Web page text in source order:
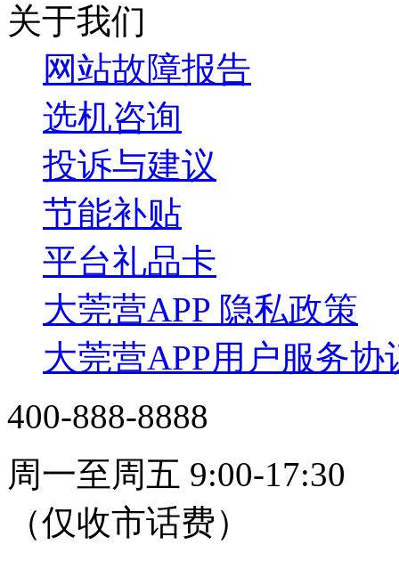
关于我们
网站故障报告
选机咨询
投诉与建议
节能补贴
平台礼品卡
大莞营APP 隐私政策
大莞营APP用户服务协
400-888-8888
周一至周五 9:00-17:30
（仅收市话费）